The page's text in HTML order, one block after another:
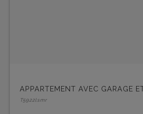
APPARTEMENT AVEC GARAGE
T5922lsmr